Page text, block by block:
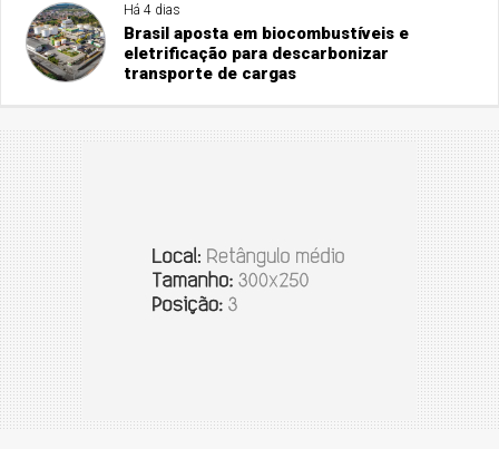
Há 4 dias
Brasil aposta em biocombustíveis e
eletrificação para descarbonizar
transporte de cargas